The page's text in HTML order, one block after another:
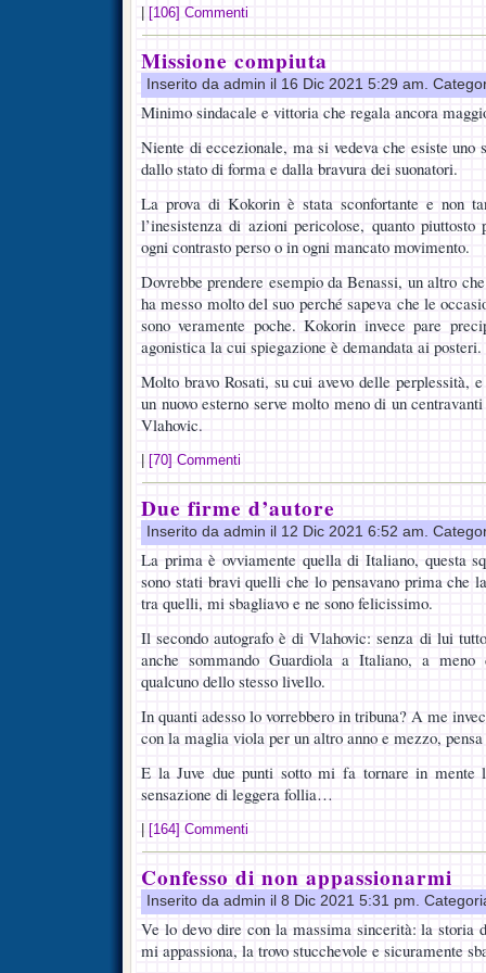
[106] Commenti
Missione compiuta
Inserito da admin il 16 Dic 2021 5:29 am.
Minimo sindacale e vittoria che regala ancora
Niente di eccezionale, ma si vedeva che esiste uno
dallo stato di forma e dalla bravura dei suonatori.
La prova di Kokorin è stata sconfortante e non
l’inesistenza di azioni pericolose, quanto
ogni contrasto perso o in ogni mancato movimento.
Dovrebbe prendere esempio da Benassi, un altro
ha messo molto del suo perché sapeva che le
sono veramente poche. Kokorin invece pare
agonistica la cui spiegazione è demandata ai posteri.
Molto bravo Rosati, su cui avevo delle perplessità,
un nuovo esterno serve molto meno di un
Vlahovic.
[70] Commenti
Due firme d’autore
Inserito da admin il 12 Dic 2021 6:52 am.
La prima è ovviamente quella di Italiano, questa
sono stati bravi quelli che lo pensavano prima che
tra quelli, mi sbagliavo e ne sono felicissimo.
Il secondo autografo è di Vlahovic: senza di lui
anche sommando Guardiola a Italiano, a
qualcuno dello stesso livello.
In quanti adesso lo vorrebbero in tribuna? A me
con la maglia viola per un altro anno e mezzo,
E la Juve due punti sotto mi fa tornare in mente
sensazione di leggera follia…
[164] Commenti
Confesso di non appassionarmi
Inserito da admin il 8 Dic 2021 5:31 pm.
Ve lo devo dire con la massima sincerità: la storia
mi appassiona, la trovo stucchevole e sicuramente